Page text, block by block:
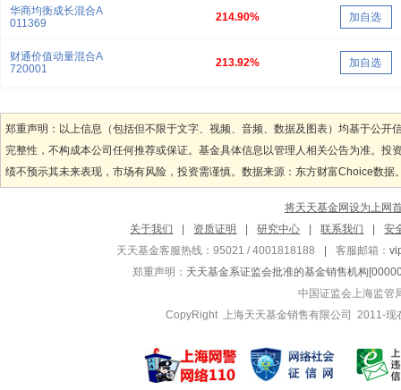
华商均衡成长混合A
011369
214.90% 加自选
财通价值动量混合A
720001
213.92% 加自选
郑重声明：以上信息（包括但不限于文字、视频、音频、数据及图表）均基于公
完整性，不构成本公司任何推荐或保证。基金具体信息以管理人相关公告为准。
绩不预示其未来表现，市场有风险，投资需谨慎。数据来源：东方财富Choice数据
将天天基金网设为上网
关于我们
资质证明 研究中心 联系我们
安
天天基金客服热线：95021 / 4001818188
客服邮箱：
郑重声明： 天天基金系证监会批准的基金销售机构
中国证监会上海监管
CopyRight 上海天天基金销售有限公司 2011-